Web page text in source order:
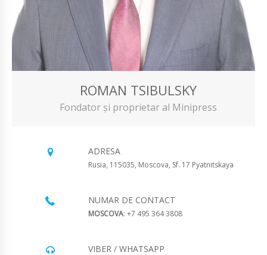
ROMAN TSIBULSKY
Fondator și proprietar al Minipress
ADRESA
Rusia, 115035, Moscova, Sf. 17 Pyatnitskaya
NUMAR DE CONTACT
MOSCOVA: +7 495 364 3808
VIBER / WHATSAPP